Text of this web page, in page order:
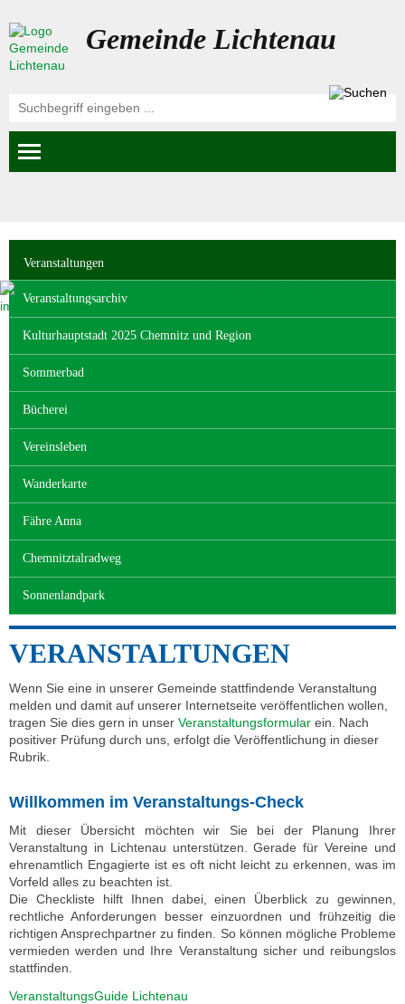
Gemeinde Lichtenau
Navigation
Veranstaltungen
Veranstaltungsarchiv
Kulturhauptstadt 2025 Chemnitz und Region
Sommerbad
Bücherei
Vereinsleben
Wanderkarte
Fähre Anna
Chemnitztalradweg
Sonnenlandpark
VERANSTALTUNGEN
Wenn Sie eine in unserer Gemeinde stattfindende Veranstaltung
melden und damit auf unserer Internetseite veröffentlichen wollen,
tragen Sie dies gern in unser Veranstaltungsformular ein. Nach
positiver Prüfung durch uns, erfolgt die Veröffentlichung in dieser
Rubrik.
Willkommen im Veranstaltungs-Check
Mit dieser Übersicht möchten wir Sie bei der Planung Ihrer
Veranstaltung in Lichtenau unterstützen. Gerade für Vereine und
ehrenamtlich Engagierte ist es oft nicht leicht zu erkennen, was im
Vorfeld alles zu beachten ist.
Die Checkliste hilft Ihnen dabei, einen Überblick zu gewinnen,
rechtliche Anforderungen besser einzuordnen und frühzeitig die
richtigen Ansprechpartner zu finden. So können mögliche Probleme
vermieden werden und Ihre Veranstaltung sicher und reibungslos
stattfinden.
VeranstaltungsGuide Lichtenau